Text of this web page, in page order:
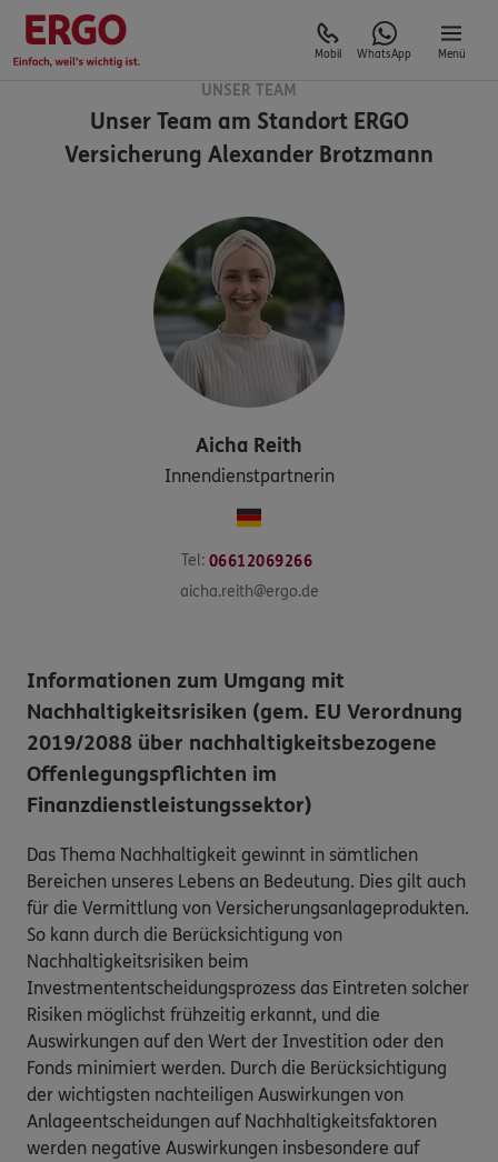
Mobil WhatsApp Menü
UNSER TEAM
Unser Team am StandortERGO
Versicherung Alexander Brotzmann
Aicha Reith
Innendienstpartnerin
Tel: 06612069266
aicha.reith@ergo.de
Informationen zum Umgang mit
Nachhaltigkeitsrisiken (gem. EU Verordnung
2019/2088 über nachhaltigkeitsbezogene
Offenlegungspflichten im
Finanzdienstleistungssektor)
Das Thema Nachhaltigkeit gewinnt in sämtlichen
Bereichen unseres Lebens an Bedeutung. Dies gilt auch
für die Vermittlung von Versicherungsanlageprodukten.
So kann durch die Berücksichtigung von
Nachhaltigkeitsrisiken beim
Investmententscheidungsprozess das Eintreten solcher
Risiken möglichst frühzeitig erkannt, und die
Auswirkungen auf den Wert der Investition oder den
Fonds minimiert werden. Durch die Berücksichtigung
der wichtigsten nachteiligen Auswirkungen von
Anlageentscheidungen auf Nachhaltigkeitsfaktoren
werden negative Auswirkungen insbesondere auf